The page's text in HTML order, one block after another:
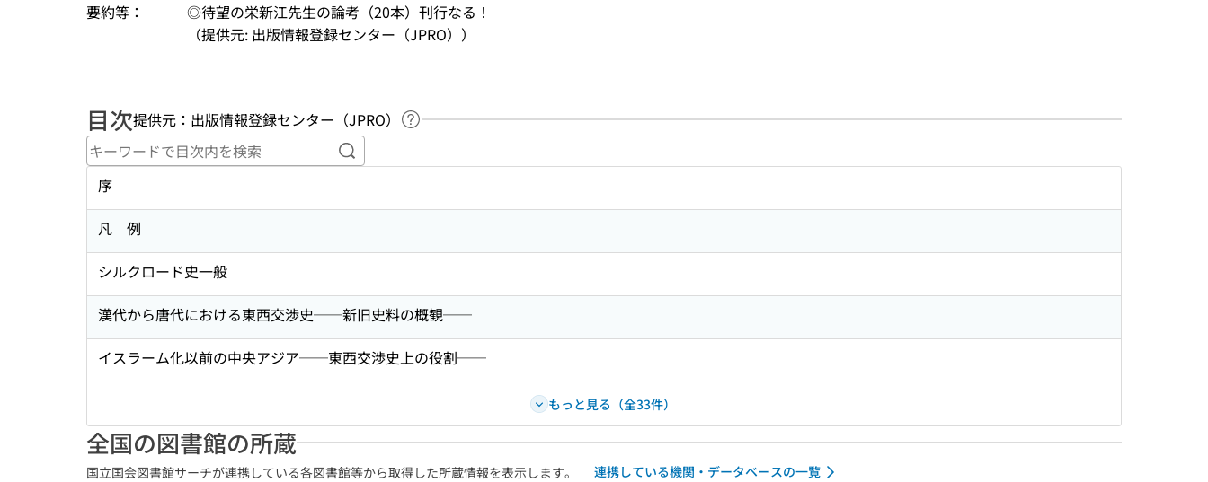
要約等：
◎待望の栄新江先生の論考（20本）刊行なる！
（提供元: 出版情報登録センター（JPRO））
目次提供元：出版情報登録センター（JPRO）
ヘルプページへのリンク
キーワードで目次内を検索
序
凡 例
シルクロード史一般
漢代から唐代における東西交渉史──新旧史料の概観──
イスラーム化以前の中央アジア──東西交渉史上の役割──
もっと見る（全33件）
全国の図書館の所蔵
国立国会図書館サーチが連携している各図書館等から取得した所蔵情報を表示します。
連携している機関・データベースの一覧